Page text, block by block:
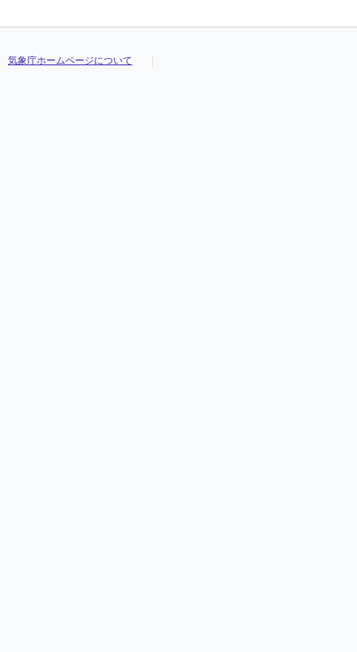
気象庁ホームページについて